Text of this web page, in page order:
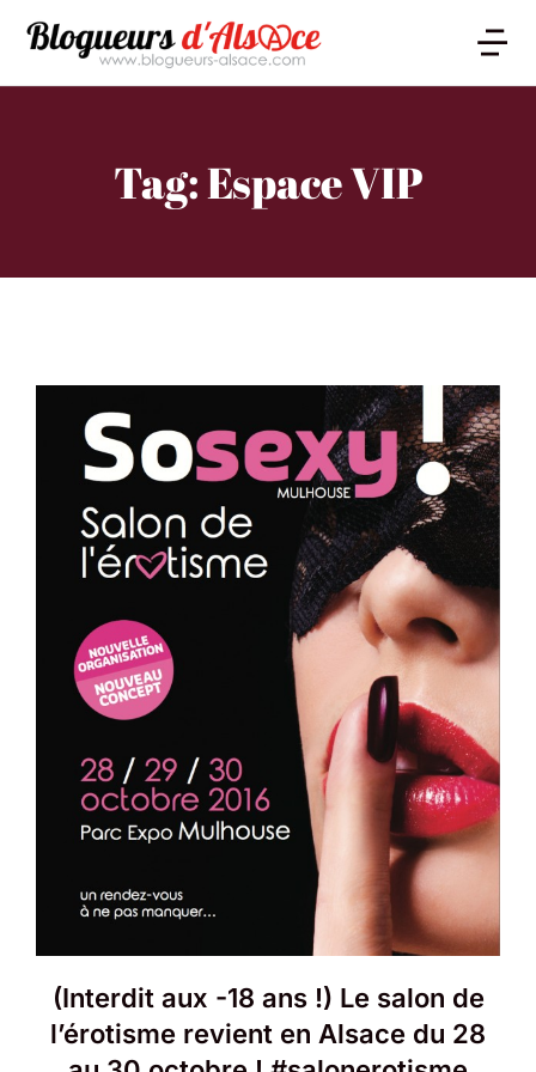
Tag: Espace VIP
(Interdit aux -18 ans !) Le salon de
l’érotisme revient en Alsace du 28